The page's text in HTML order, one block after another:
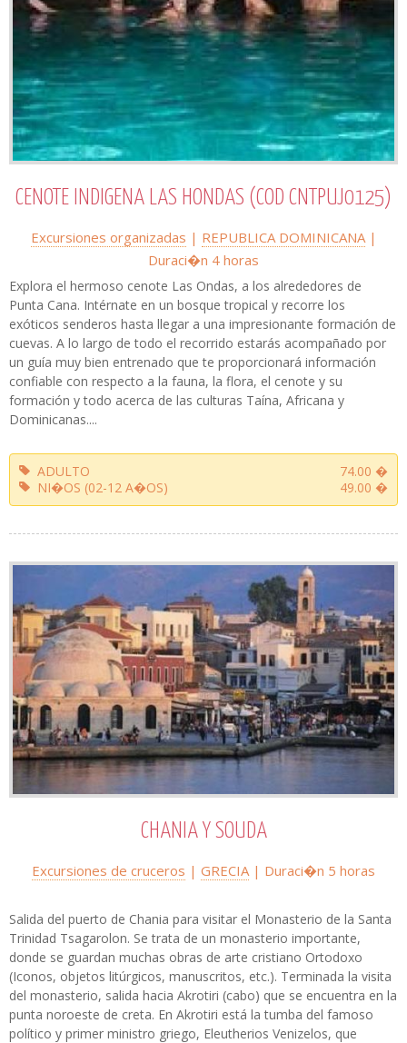
CENOTE INDIGENA LAS HONDAS (COD CNTPUJ0125)
Excursiones organizadas | REPUBLICA DOMINICANA|
Duraci�n 4 horas
Explora el hermoso cenote Las Ondas, a los alrededores de
Punta Cana. Intérnate en un bosque tropical y recorre los
exóticos senderos hasta llegar a una impresionante formación de
cuevas. A lo largo de todo el recorrido estarás acompañado por
un guía muy bien entrenado que te proporcionará información
confiable con respecto a la fauna, la flora, el cenote y su
formación y todo acerca de las culturas Taína, Africana y
Dominicanas....
ADULTO
74.00 �
NI�OS (02-12 A�OS)
49.00 �
CHANIA Y SOUDA
Excursiones de cruceros | GRECIA| Duraci�n 5 horas
Salida del puerto de Chania para visitar el Monasterio de la Santa
Trinidad Tsagarolon. Se trata de un monasterio importante,
donde se guardan muchas obras de arte cristiano Ortodoxo
(Iconos, objetos litúrgicos, manuscritos, etc.). Terminada la visita
del monasterio, salida hacia Akrotiri (cabo) que se encuentra en la
punta noroeste de creta. En Akrotiri está la tumba del famoso
político y primer ministro griego, Eleutherios Venizelos, que